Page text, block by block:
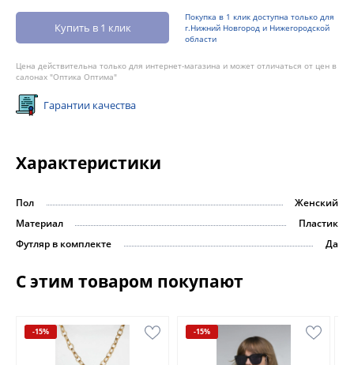
Купить в 1 клик
Покупка в 1 клик доступна только для
г.Нижний Новгород и Нижегородской
области
Цена действительна только для интернет-магазина и может отличаться от цен в
салонах "Оптика Оптима"
Гарантии качества
Характеристики
Пол
Женский
Материал
Пластик
Футляр в комплекте
Да
С этим товаром покупают
-15% -15%